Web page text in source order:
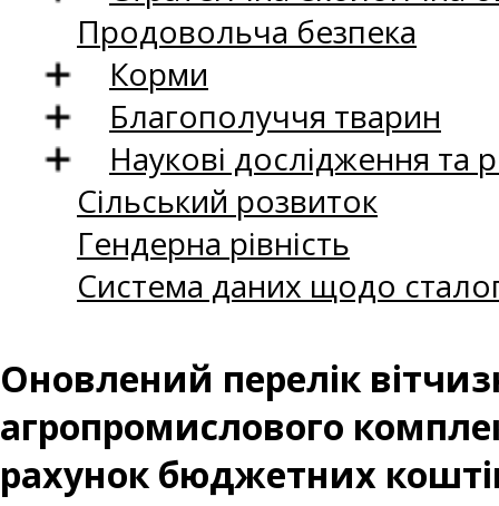
Продовольча безпека
Корми
Благополуччя тварин
Наукові дослідження та
Сільський розвиток
Гендерна рівність
Система даних щодо
Оновлений перелік
агропромислового
рахунок бюджетних